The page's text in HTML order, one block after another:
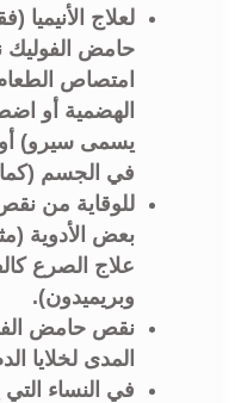
لعلاج
حامض الفوليك
امتصاص
الهضمية أو
يسمى سيرو) أو
في الجسم
للوقاية من
بعض الأدوية
علاج الصرع
وبريميدون).
نقص حامض
المدى لخلايا
في النساء